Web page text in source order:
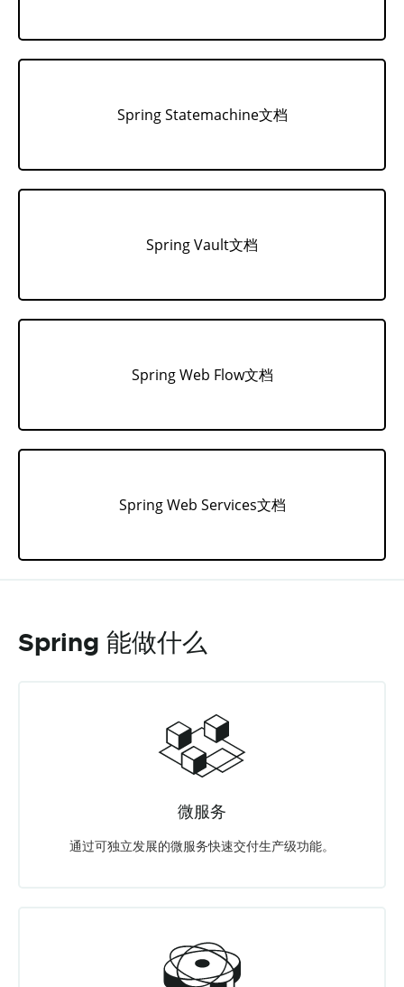
Spring Statemachine文档
Spring Vault文档
Spring Web Flow文档
Spring Web Services文档
Spring 能做什么
微服务
通过可独立发展的微服务快速交付生产级功能。